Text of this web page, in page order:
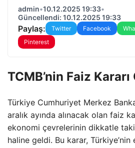
admin•10.12.2025 19:33•
Güncellendi: 10.12.2025 19:33
Paylaş: Twitter Facebook
Pinterest
TCMB’nin Faiz
Türkiye Cumhuriyet Merkez
aralık ayında alınacak olan faiz
ekonomi çevrelerinin dikkatle
haline geldi. Bu karar,